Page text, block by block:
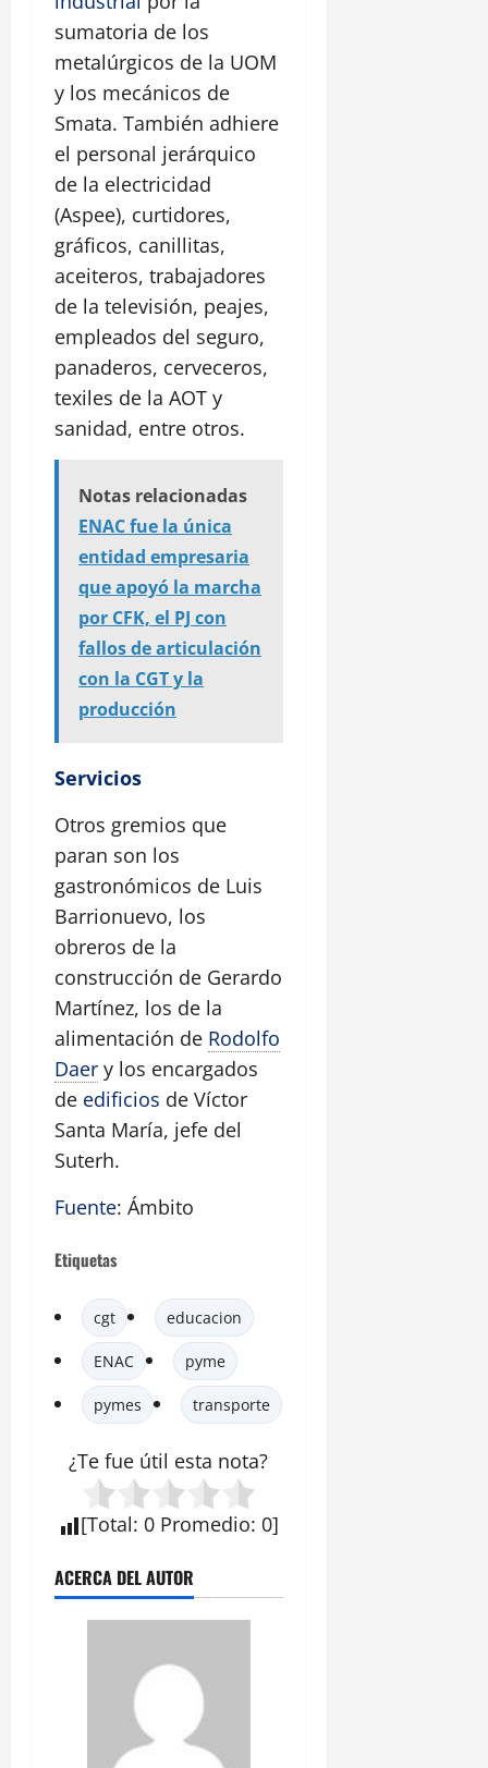
sumatoria de los
metalúrgicos de la UOM
y los mecánicos de
Smata. También adhiere
el personal jerárquico
de la electricidad
(Aspee), curtidores,
gráficos, canillitas,
aceiteros, trabajadores
de la televisión, peajes,
empleados del seguro,
panaderos, cerveceros,
texiles de la AOT y
sanidad, entre otros.
Notas relacionadas
ENAC fue la única
entidad empresaria
que apoyó la marcha
por CFK, el PJ con
fallos de articulación
con la CGT y la
producción
Servicios
Otros gremios que
paran son los
gastronómicos de Luis
Barrionuevo, los
obreros de la
construcción de Gerardo
Martínez, los de la
alimentación de Rodolfo
Daer y los encargados
de edificios de Víctor
Santa María, jefe del
Suterh.
Fuente: Ámbito
Etiquetas
cgt educacion
ENAC pyme
pymes transporte
¿Te fue útil esta nota?
[Total: 0 Promedio: 0]
ACERCA DEL AUTOR